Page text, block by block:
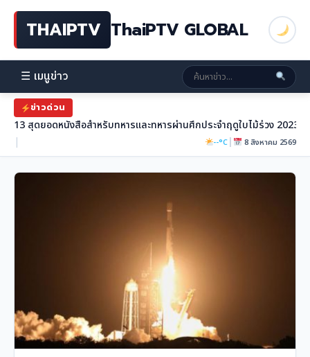
THAIPTV ThaiPTV GLOBAL
☰ เมนูข่าว
ข่าวด่วน
13 สุดยอดหนังสือสำหรับทหารและทหารผ่านศึกประจำฤดูใบไม้ร่วง 2023
|
--°C| 8 สิงหาคม 2569